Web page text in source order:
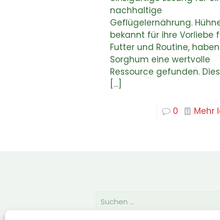
nachhaltige
Geflügelernährung.
bekannt für ihre Vorliebe
Futter und Routine,
Sorghum eine wertvolle
Ressource gefunden.
[…]
0 Mehr